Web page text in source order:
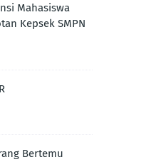
Mahasiswa
Kepsek SMPN
Bertemu